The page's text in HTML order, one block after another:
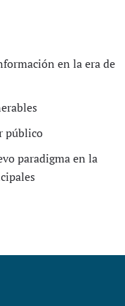
en la era de
público
paradigma en la